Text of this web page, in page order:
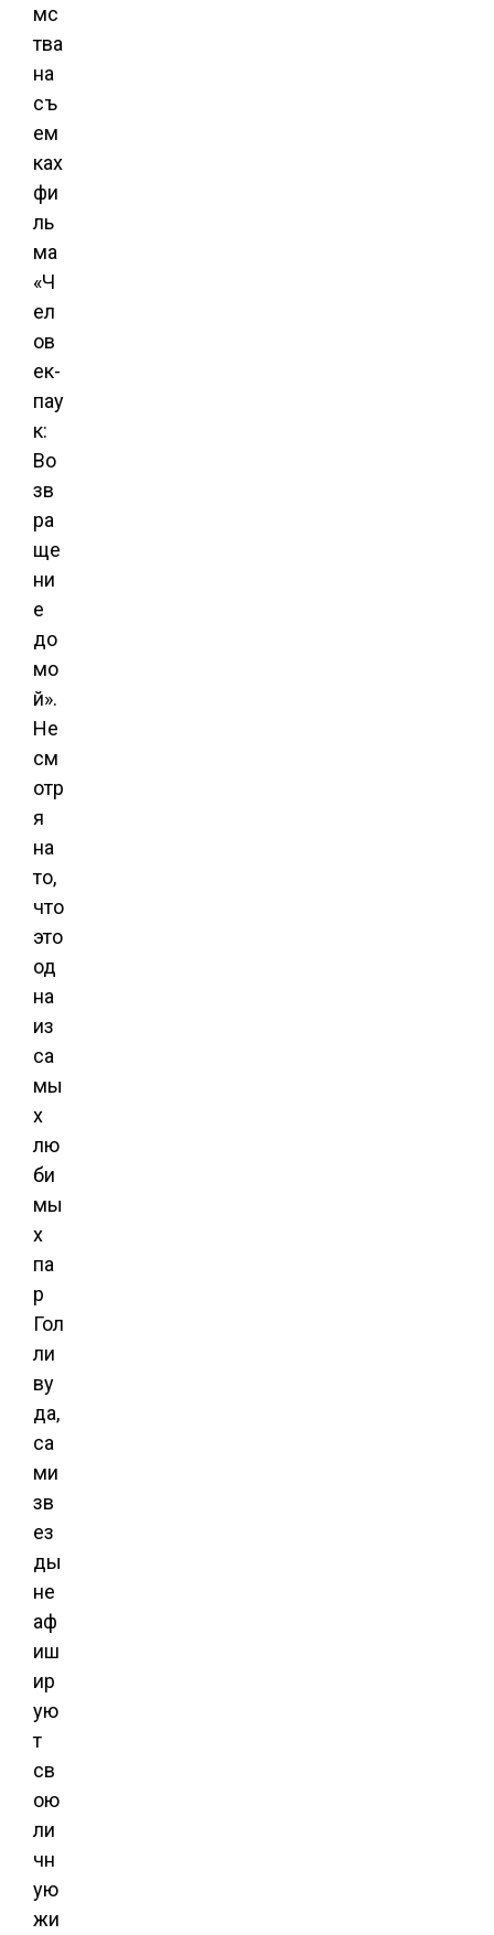
мс
тва
на
съ
ем
ках
фи
ль
ма
«Ч
ел
ов
ек-
пау
к:
Во
зв
ра
ще
ни
е
до
мо
й».
Не
см
отр
я
на
то,
что
это
од
на
из
са
мы
х
лю
би
мы
х
па
р
Гол
ли
ву
да,
са
ми
зв
ез
ды
не
аф
иш
ир
ую
т
св
ою
ли
чн
ую
жи